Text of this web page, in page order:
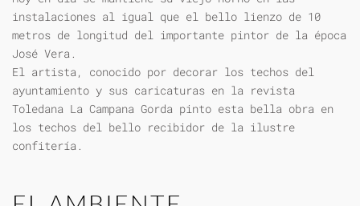
instalaciones al igual que el bello lienzo de 10
metros de longitud del importante pintor de la época
José Vera.
El artista, conocido por decorar los techos del
ayuntamiento y sus caricaturas en la revista
Toledana La Campana Gorda pinto esta bella obra en
los techos del bello recibidor de la ilustre
confitería.